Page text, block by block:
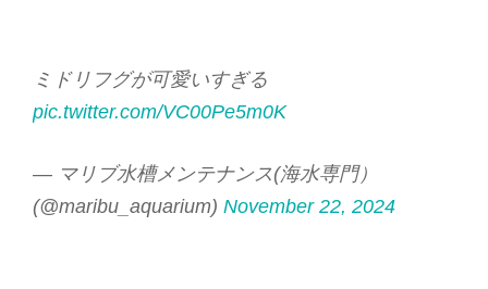
ミドリフグが可愛いすぎる
pic.twitter.com/VC00Pe5m0K
— マリブ水槽メンテナンス(海水専門）
(@maribu_aquarium) November 22, 2024